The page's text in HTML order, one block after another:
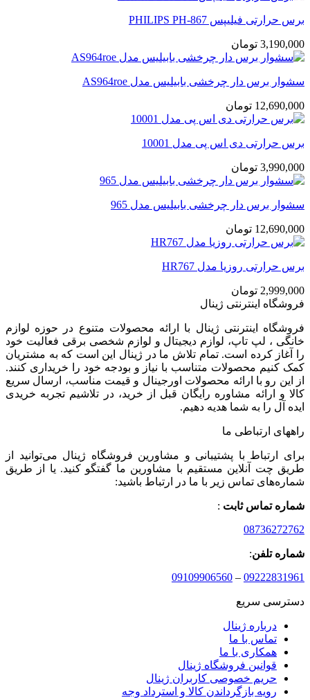
برس حرارتی فیلیپس PHILIPS PH-867
3,190,000 تومان
سشوار برس دار چرخشی بابیلیس مدل AS964roe
12,690,000 تومان
برس حرارتی دی اس پی مدل 10001
3,990,000 تومان
سشوار برس دار چرخشی بابیلیس مدل 965
12,690,000 تومان
برس حرارتی روزیا مدل HR767
2,999,000 تومان
فروشگاه اینترنتی ژینال
فروشگاه اینترنتی ژینال با ارائه محصولات متنوع در حوزه لوازم
خانگی ، لپ تاپ، لوازم دیجیتال و لوازم شخصی برقی فعالیت خود
را آغاز کرده است. تمام تلاش ما در ژینال این است که به مشتریان
کمک کنیم محصولات متناسب با نیاز و بودجه خود را خریداری کنند.
از این رو با ارائه محصولات اورجینال و قیمت مناسب، ارسال سریع
کالا و ارائه مشاوره رایگان قبل از خرید، در تلاشیم تجربه خریدی
ایده آل را به شما هدیه دهیم.
راههای ارتباطی ما
برای ارتباط با پشتیبانی و مشاورین فروشگاه ژینال می‌توانید از
طریق چت آنلاین مستقیم با مشاورین ما گفتگو کنید. یا از طریق
شماره‌های تماس زیر با ما در ارتباط باشید:
شماره تماس ثابت :
08736272762
شماره تلفن:
09222831961
–
09109906560
دسترسی سریع
درباره ژینال
تماس با ما
همکاری با ما
قوانین فروشگاه ژینال
حریم خصوصی کاربران ژینال
رویه بازگرداندن کالا و استرداد وجه